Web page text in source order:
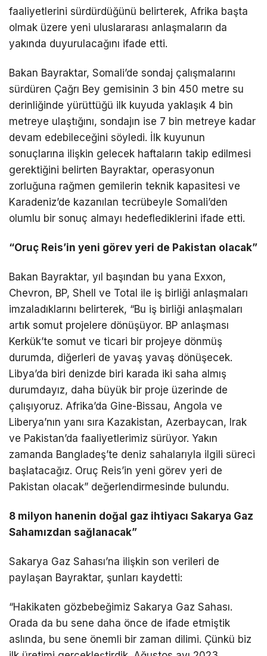
faaliyetlerini sürdürdüğünü belirterek, Afrika başta
olmak üzere yeni uluslararası anlaşmaların da
yakında duyurulacağını ifade etti.
Bakan Bayraktar, Somali’de sondaj çalışmalarını
sürdüren Çağrı Bey gemisinin 3 bin 450 metre su
derinliğinde yürüttüğü ilk kuyuda yaklaşık 4 bin
metreye ulaştığını, sondajın ise 7 bin metreye kadar
devam edebileceğini söyledi. İlk kuyunun
sonuçlarına ilişkin gelecek haftaların takip edilmesi
gerektiğini belirten Bayraktar, operasyonun
zorluğuna rağmen gemilerin teknik kapasitesi ve
Karadeniz’de kazanılan tecrübeyle Somali’den
olumlu bir sonuç almayı hedeflediklerini ifade etti.
“Oruç Reis’in yeni görev yeri de Pakistan olacak”
Bakan Bayraktar, yıl başından bu yana Exxon,
Chevron, BP, Shell ve Total ile iş birliği anlaşmaları
imzaladıklarını belirterek, “Bu iş birliği anlaşmaları
artık somut projelere dönüşüyor. BP anlaşması
Kerkük’te somut ve ticari bir projeye dönmüş
durumda, diğerleri de yavaş yavaş dönüşecek.
Libya’da biri denizde biri karada iki saha almış
durumdayız, daha büyük bir proje üzerinde de
çalışıyoruz. Afrika’da Gine-Bissau, Angola ve
Liberya’nın yanı sıra Kazakistan, Azerbaycan, Irak
ve Pakistan’da faaliyetlerimiz sürüyor. Yakın
zamanda Bangladeş’te deniz sahalarıyla ilgili süreci
başlatacağız. Oruç Reis’in yeni görev yeri de
Pakistan olacak” değerlendirmesinde bulundu.
8 milyon hanenin doğal gaz ihtiyacı Sakarya Gaz
Sahamızdan sağlanacak”
Sakarya Gaz Sahası’na ilişkin son verileri de
paylaşan Bayraktar, şunları kaydetti:
“Hakikaten gözbebeğimiz Sakarya Gaz Sahası.
Orada da bu sene daha önce de ifade etmiştik
aslında, bu sene önemli bir zaman dilimi. Çünkü biz